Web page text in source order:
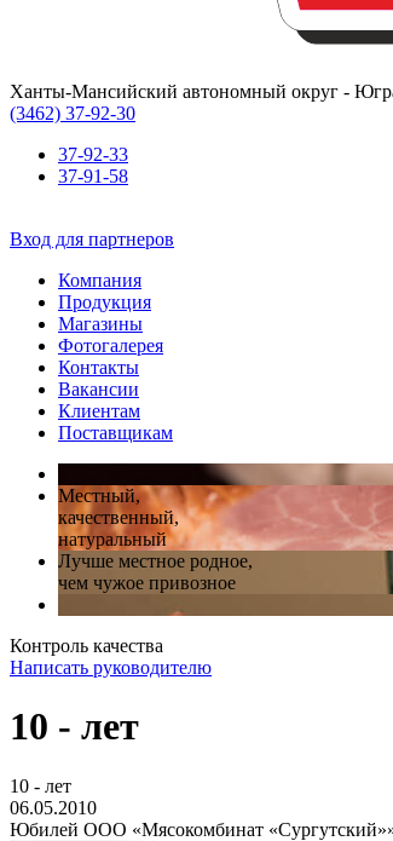
Ханты-Мансийский автономный округ -
(3462) 37-92-30
37-92-33
37-91-58
Вход для партнеров
Компания
Продукция
Магазины
Фотогалерея
Контакты
Вакансии
Клиентам
Поставщикам
Местный,
качественный,
натуральный
Лучше местное родное,
чем чужое привозное
Контроль качества
Написать руководителю
10 - лет
10 - лет
06.05.2010
Юбилей ООО «Мясокомбинат